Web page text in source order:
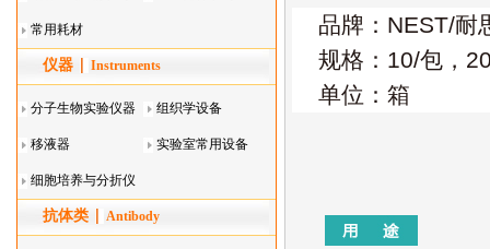
常用耗材
仪器 Instruments
分子生物实验仪器 组织学设备
移液器 实验室常用设备
细胞培养与分折仪
器叠
抗体类 Antibody
品牌：NEST/耐
规格：10/包，
单位：箱